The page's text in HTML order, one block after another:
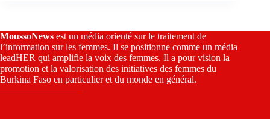
MoussoNews est un média orienté sur le traitement de
l’information sur les femmes. Il se positionne comme un média
leadHER qui amplifie la voix des femmes. Il a pour vision la
promotion et la valorisation des initiatives des femmes du
Burkina Faso en particulier et du monde en général.
————————–